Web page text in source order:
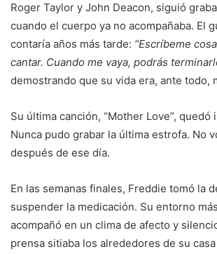
Roger Taylor y John Deacon, siguió
cuando el cuerpo ya no acompañaba. El
contaría años más tarde: “Escríbeme
cantar. Cuando me vaya, podrás
demostrando que su vida era, ante todo,
Su última canción, “Mother Love”, quedó
Nunca pudo grabar la última estrofa. No
después de ese día.
En las semanas finales, Freddie tomó la
suspender la medicación. Su entorno
acompañó en un clima de afecto y
prensa sitiaba los alrededores de su